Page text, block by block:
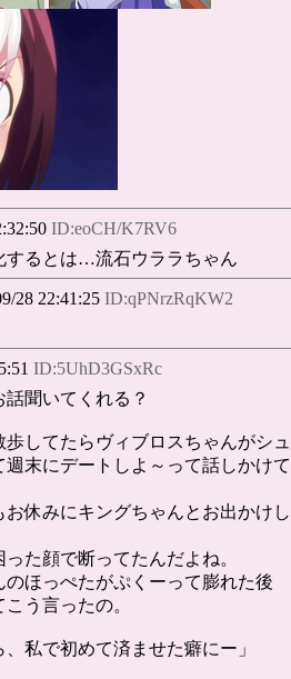
ID:eoCH/K7RV6
するとは…流石ウララちゃん
28 22:41:25 ID:qPNrzRqKW2
ID:5UhD3GSxRc
聞いてくれる？
してたらヴィブロスちゃんがシュ
末にデートしよ～って話しかけて
休みにキングちゃんとお出かけし
た顔で断ってたんだよね。
ほっぺたがぷくーって膨れた後
う言ったの。
私で初めて済ませた癖にー」